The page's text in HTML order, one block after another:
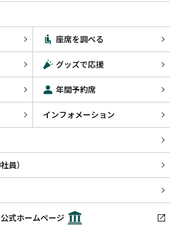
座席を調べる
グッズで応援
年間予約席
インフォメーション
員）
式ホームページ